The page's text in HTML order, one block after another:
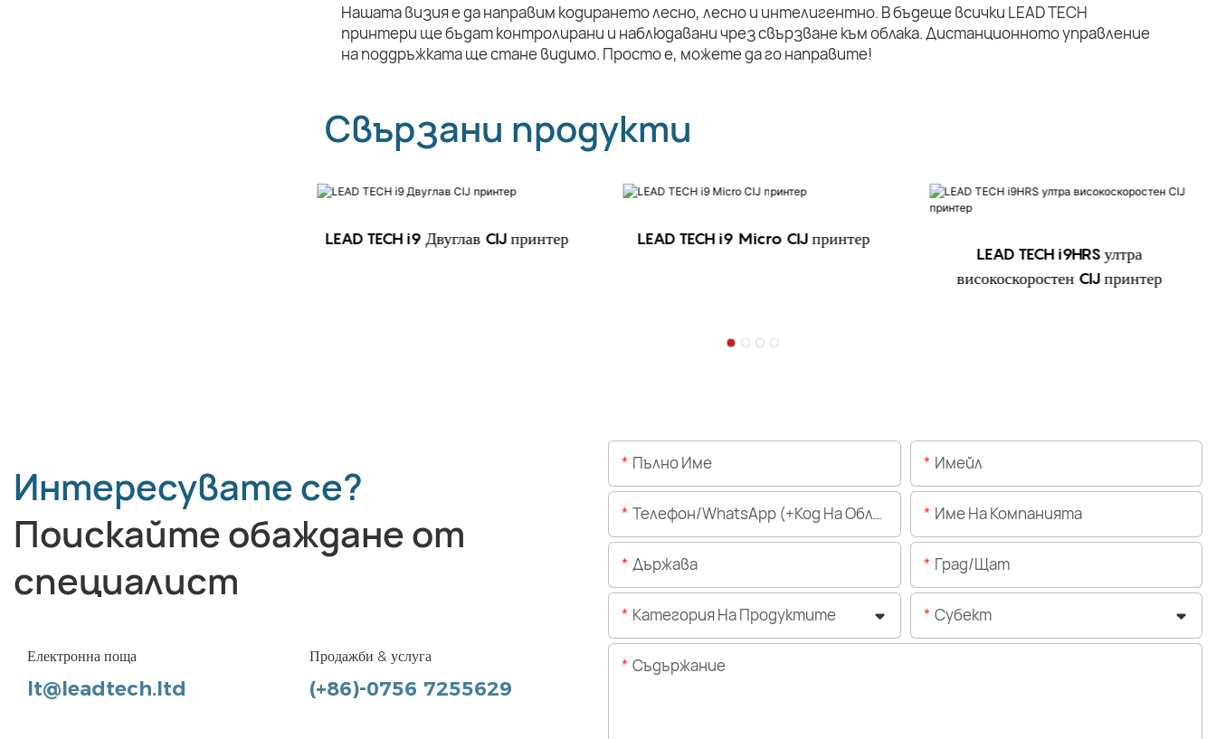
Нашата визия е да направим кодирането лесно, лесно и интелигентно. В бъдеще всички LEAD TECH
принтери ще бъдат контролирани и наблюдавани чрез свързване към облака. Дистанционното управление
на поддръжката ще стане видимо. Просто е, можете да го направите!
Свързани продукти
LEAD TECH i9 Двуглав CIJ принтер
LEAD TECH i9 Micro CIJ принтер
LEAD TECH i9HRS ултра
високоскоростен CIJ принтер
Интересувате се?
Поискайте обаждане от
специалист
Електронна поща
lt@leadtech.ltd
Продажби & услуга
(+86)-0756 7255629
Пълно Име Имейл
Телефон/WhatsApp (+Код На Областта) Име На Компанията
Държава Град/щат
Категория На Продуктите Субект
Съдържание